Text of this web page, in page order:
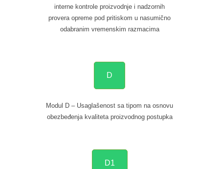
interne kontrole proizvodnje i nadzornih
provera opreme pod pritiskom u nasumično
odabranim vremenskim razmacima
D
Modul D – Usaglašenost sa tipom na osnovu
obezbeđenja kvaliteta proizvodnog postupka
D1